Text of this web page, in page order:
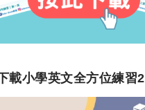
載小學英文全方位練習2